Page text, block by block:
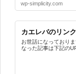
wp-simplicity.com
カエレバのリン
お世話になっており
なった記事は下記の